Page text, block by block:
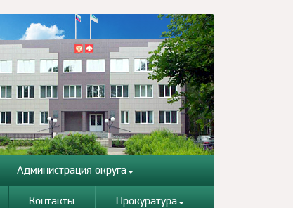
Администрация округа
Контакты Прокуратура